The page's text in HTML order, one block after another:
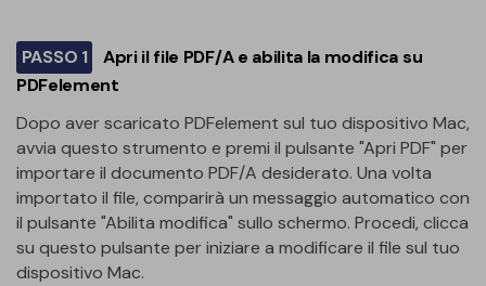
PASSO 1
Apri il file PDF/A e abilita la modifica su
PDFelement
Dopo aver scaricato PDFelement sul tuo dispositivo Mac,
avvia questo strumento e premi il pulsante "Apri PDF" per
importare il documento PDF/A desiderato. Una volta
importato il file, comparirà un messaggio automatico con
il pulsante "Abilita modifica" sullo schermo. Procedi, clicca
su questo pulsante per iniziare a modificare il file sul tuo
dispositivo Mac.